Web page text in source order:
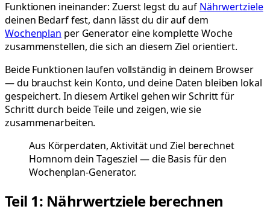
Funktionen ineinander: Zuerst legst du auf Nährwertziele
deinen Bedarf fest, dann lässt du dir auf dem
Wochenplan per Generator eine komplette Woche
zusammenstellen, die sich an diesem Ziel orientiert.
Beide Funktionen laufen vollständig in deinem Browser
— du brauchst kein Konto, und deine Daten bleiben lokal
gespeichert. In diesem Artikel gehen wir Schritt für
Schritt durch beide Teile und zeigen, wie sie
zusammenarbeiten.
Aus Körperdaten, Aktivität und Ziel berechnet
Homnom dein Tagesziel — die Basis für den
Wochenplan-Generator.
Teil 1: Nährwertziele berechnen